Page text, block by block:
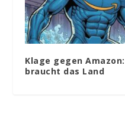
Klage gegen
braucht das Land